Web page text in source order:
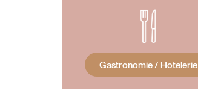
Gastronomie / Hotelerie